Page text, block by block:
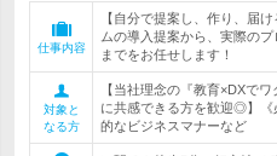
仕事内容
【自分で提案し、作り、届
ムの導入提案から、実際の
までをお任せします！
対象と
なる方
【当社理念の『教育×DXで
に共感できる方を歓迎◎】
的なビジネスマナーなど